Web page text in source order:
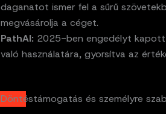
daganatot ismer fel a sűrű
megvásárolja a céget.
PathAI: 2025-ben engedélyt kapott
való használatára, gyorsítva az
Döntéstámogatás és személyre